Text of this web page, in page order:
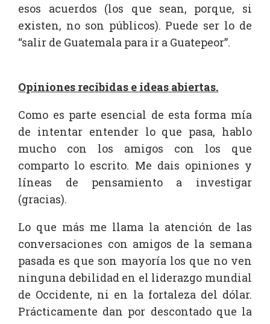
esos acuerdos (los que sean, porque, si
existen, no son públicos). Puede ser lo de
“salir de Guatemala para ir a Guatepeor”.
Opiniones recibidas e ideas abiertas.
Como es parte esencial de esta forma mía
de intentar entender lo que pasa, hablo
mucho con los amigos con los que
comparto lo escrito. Me dais opiniones y
líneas de pensamiento a investigar
(gracias).
Lo que más me llama la atención de las
conversaciones con amigos de la semana
pasada es que son mayoría los que no ven
ninguna debilidad en el liderazgo mundial
de Occidente, ni en la fortaleza del dólar.
Prácticamente dan por descontado que la